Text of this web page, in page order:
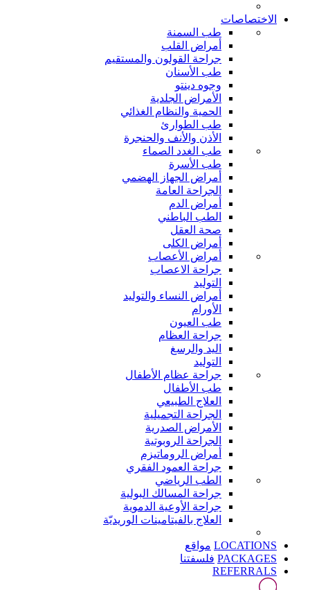
الاختصاصات
طب السمنة
أمراض القلب
جراحة القولون والمستقيم
طب الأسنان
وجوه دينتو
الأمراض الجلدية
الحمية والنظام الغذائي
طب الطوارئ
الأذن والأنف والحنجرة
طب الغدد الصماء
طب الأسرة
أمراض الجهاز الهضمي
الجراحة العامة
أمراض الدم
الطب الباطني
صحة العقل
أمراض الكلى
أمراض الأعصاب
جراحة الاعصاب
التوليد
أمراض النساء والتوليد
الأورام
طب العيون
جراحة العظام
اليد والرسغ
التوليد
جراحة عظام الأطفال
طب الأطفال
العلاج الطبيعي
الجراحة التجميلية
الأمراض الصدرية
الجراحة الروبوتية
أمراض الروماتيزم
جراحة العمود الفقري
الطب الرياضي
جراحة المسالك البولية
جراحة الأوعية الدموية
العلاج بالفيتامينات الوريديّة
LOCATIONS مواقع
PACKAGES فلسفتنا
REFERRALS